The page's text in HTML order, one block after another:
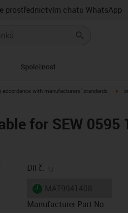
prostřednictvím chatu WhatsApp
Společnost
accordance with manufacturers' standards
for SEW 0595
Díl č.
igus-icon-lieferzeit
Manufacturer Part No